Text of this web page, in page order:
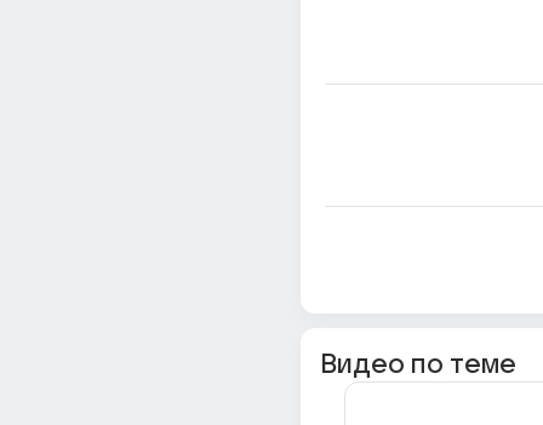
Видео по теме